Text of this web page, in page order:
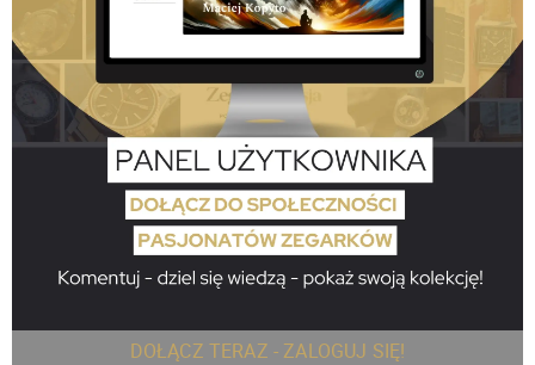
DOŁĄCZ TERAZ - ZALOGUJ SIĘ!